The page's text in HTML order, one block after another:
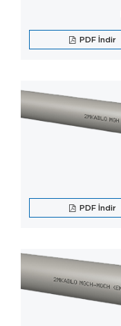
PDF İndir
PDF İndir